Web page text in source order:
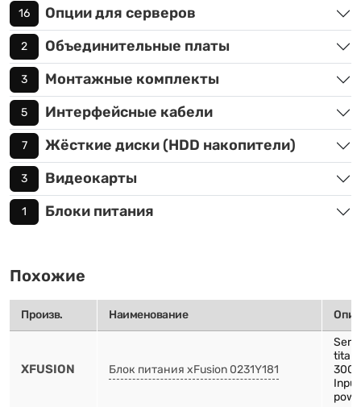
16 Опции для серверов
2 Объединительные платы
3 Монтажные комплекты
5 Интерфейсные кабели
7 Жёсткие диски (HDD накопители)
3 Видеокарты
1 Блоки питания
Похожие
Произв. Наименование
XFUSION Блок питания xFusion 0231Y181